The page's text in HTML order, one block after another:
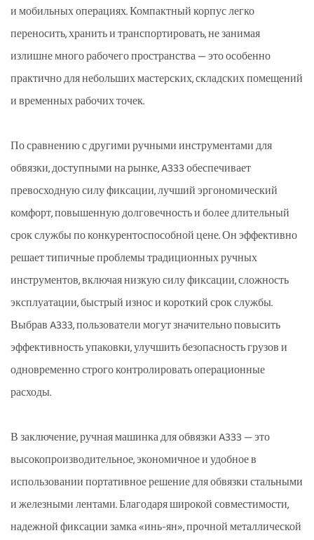
и мобильных операциях. Компактный корпус легко
переносить, хранить и транспортировать, не занимая
излишне много рабочего пространства — это особенно
практично для небольших мастерских, складских помещений
и временных рабочих точек.
По сравнению с другими ручными инструментами для
обвязки, доступными на рынке, A333 обеспечивает
превосходную силу фиксации, лучший эргономический
комфорт, повышенную долговечность и более длительный
срок службы по конкурентоспособной цене. Он эффективно
решает типичные проблемы традиционных ручных
инструментов, включая низкую силу фиксации, сложность
эксплуатации, быстрый износ и короткий срок службы.
Выбрав A333, пользователи могут значительно повысить
эффективность упаковки, улучшить безопасность грузов и
одновременно строго контролировать операционные
расходы.
В заключение, ручная машинка для обвязки A333 — это
высокопроизводительное, экономичное и удобное в
использовании портативное решение для обвязки стальными
и железными лентами. Благодаря широкой совместимости,
надежной фиксации замка «инь-ян», прочной металлической